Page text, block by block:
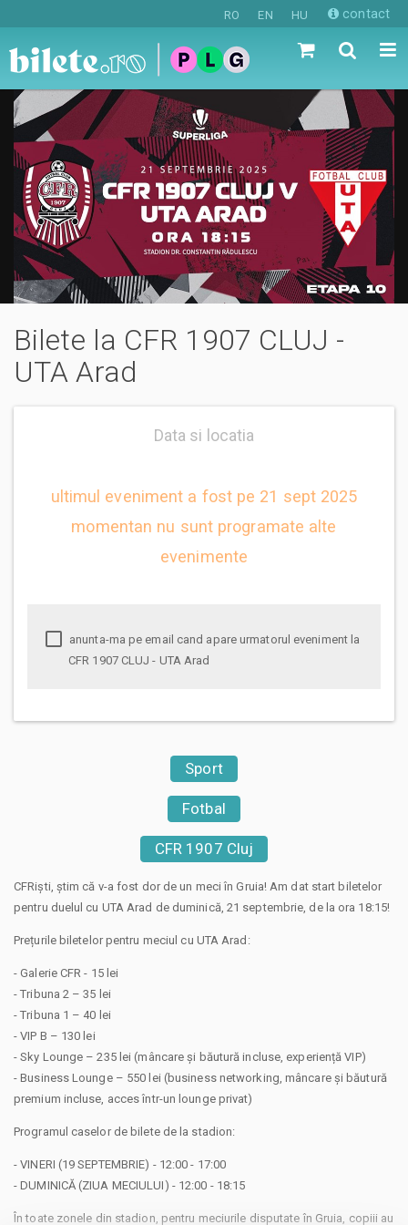
RO EN HU contact
Bilete la CFR 1907 CLUJ -
UTA Arad
Data si locatia
ultimul eveniment a fost pe 21 sept 2025
momentan nu sunt programate alte
evenimente
CFR 1907 CLUJ - UTA Arad
Sport
Fotbal
CFR 1907 Cluj
CFRiști, știm că v-a fost dor de un meci în Gruia! Am dat start biletelor
pentru duelul cu UTA Arad de duminică, 21 septembrie, de la ora 18:15!
Prețurile biletelor pentru meciul cu UTA Arad:
- Galerie CFR - 15 lei
- Tribuna 2 – 35 lei
- Tribuna 1 – 40 lei
- VIP B – 130 lei
- Sky Lounge – 235 lei (mâncare și băutură incluse, experiență VIP)
- Business Lounge – 550 lei (business networking, mâncare și băutură
premium incluse, acces într-un lounge privat)
Programul caselor de bilete de la stadion:
- VINERI (19 SEPTEMBRIE) - 12:00 - 17:00
- DUMINICĂ (ZIUA MECIULUI) - 12:00 - 18:15
În toate zonele din stadion, pentru meciurile disputate în Gruia, copiii au